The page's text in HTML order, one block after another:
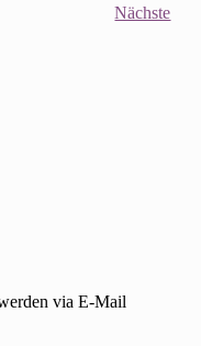
Nächste
via E-Mail